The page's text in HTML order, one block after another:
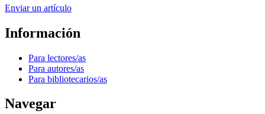
Enviar un artículo
Información
Para lectores/as
Para autores/as
Para bibliotecarios/as
Navegar